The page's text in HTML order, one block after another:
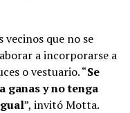
que no se
a incorporarse a
o vestuario. “Se
ganas y no tenga
”, invitó Motta.